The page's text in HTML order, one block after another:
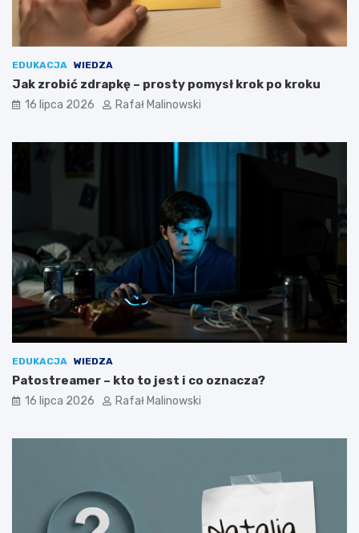
EDUKACJA WIEDZA
Jak zrobić zdrapkę – prosty pomysł krok po kroku
16 lipca 2026 Rafał Malinowski
EDUKACJA WIEDZA
Patostreamer – kto to jest i co oznacza?
16 lipca 2026 Rafał Malinowski